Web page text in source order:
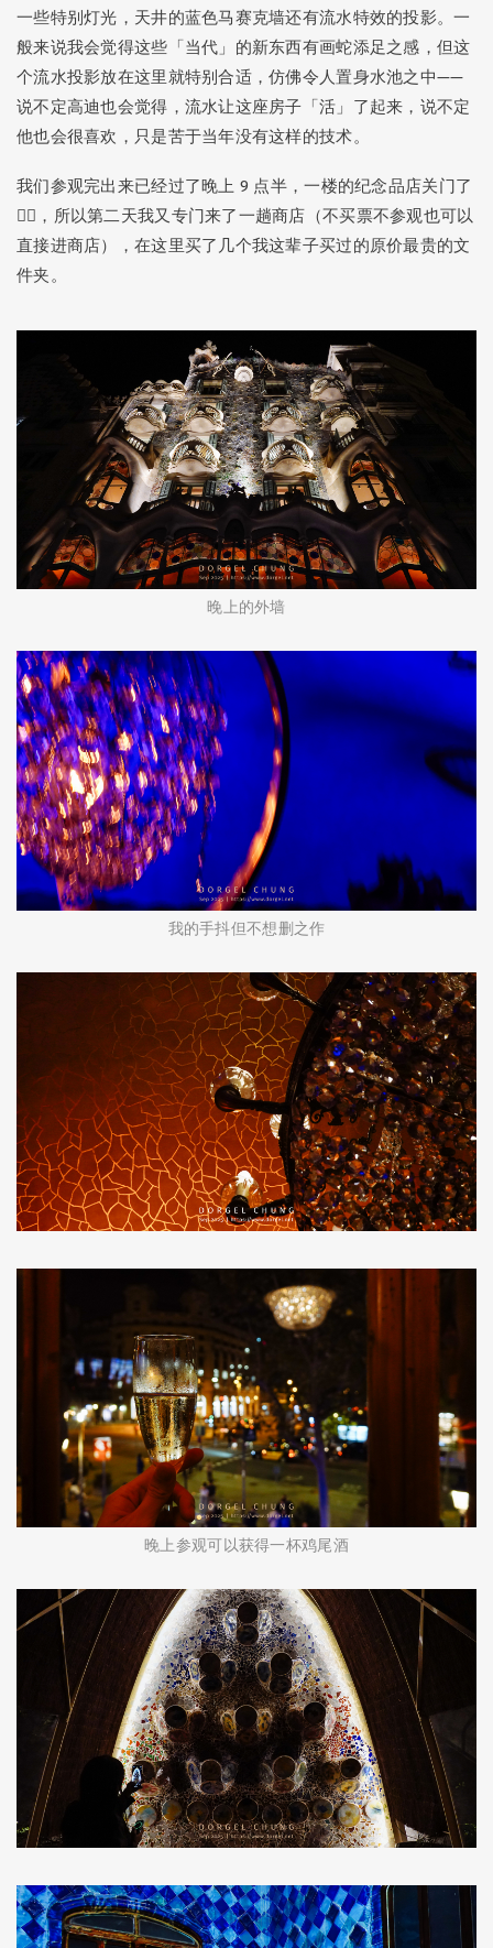
一些特别灯光，天井的蓝色马赛克墙还有流水特效的投影。一
般来说我会觉得这些「当代」的新东西有画蛇添足之感，但这
个流水投影放在这里就特别合适，仿佛令人置身水池之中——
说不定高迪也会觉得，流水让这座房子「活」了起来，说不定
他也会很喜欢，只是苦于当年没有这样的技术。
我们参观完出来已经过了晚上 9 点半，一楼的纪念品店关门了
🤦‍♂️，所以第二天我又专门来了一趟商店（不买票不参观也可以
直接进商店），在这里买了几个我这辈子买过的原价最贵的文
件夹。
晚上的外墙
我的手抖但不想删之作
晚上参观可以获得一杯鸡尾酒